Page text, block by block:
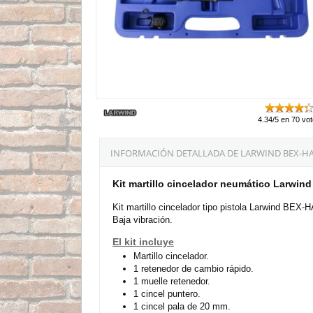
4.34/5 en 70
INFORMACIÓN DETALLADA DE LARWIND BEX-
Kit martillo cincelador neumático Larwind
Kit martillo cincelador tipo pistola Larwind BEX-
Baja vibración.
El kit incluye
Martillo cincelador.
1 retenedor de cambio rápido.
1 muelle retenedor.
1 cincel puntero.
1 cincel pala de 20 mm.